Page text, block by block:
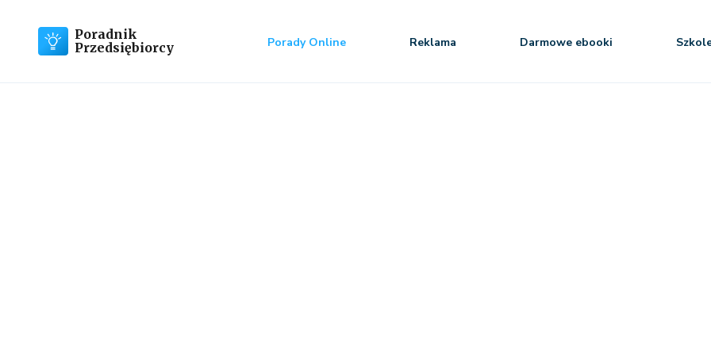
Poradnik
Przedsiębiorcy
Porady Online Reklama Darmowe ebooki